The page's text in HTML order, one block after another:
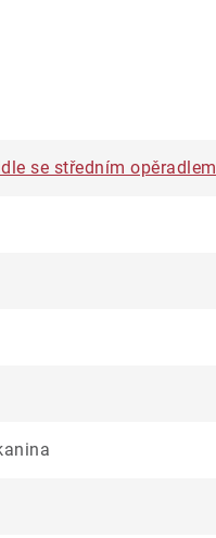
se středním opěradlem